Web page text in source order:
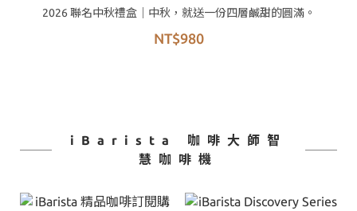
2026 聯名中秋禮盒｜中秋，就送一份四層鹹甜的圓滿。
NT$980
iBarista 咖啡大師智
慧咖啡機